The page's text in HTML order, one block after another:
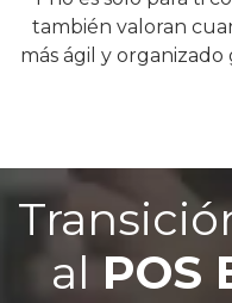
también valoran
más ágil y organizado
alPOS